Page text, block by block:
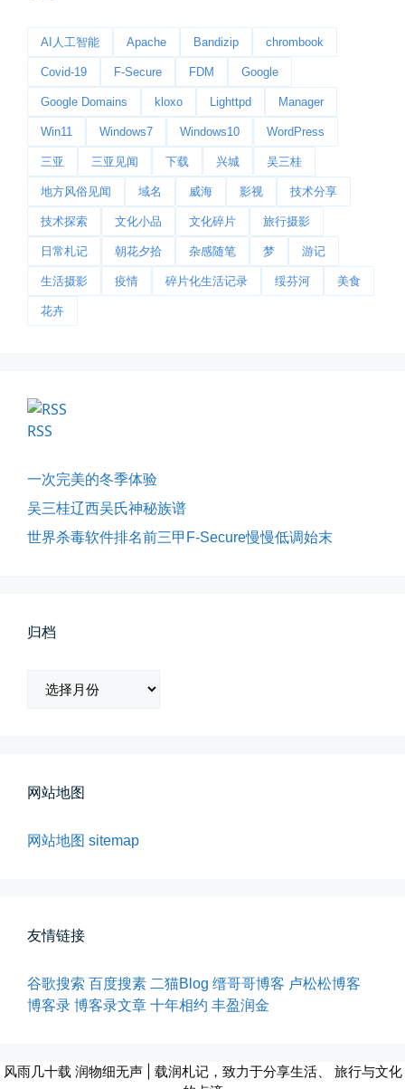
李贺“桃花乱落如红雨”与纳兰性...
📅 03-22 09:31👤 Zairun
今日春分
早晨外面阴天，等我在厨房把热的...
影子是我的情人
我的影子是我的情人，心是仇敌—...
海边散步随手一拍
📅 04-30 21:41 👤 Zairun
AI人工智能 Apache Bandizip chrombook
Covid-19 F-Secure FDM Google
Google Domains kloxo Lighttpd Manager
Win11 Windows7 Windows10 WordPress
三亚 三亚见闻 下载 兴城 吴三桂
地方风俗见闻 域名 威海 影视 技术分享
技术探索 文化小品 文化碎片 旅行摄影
日常札记 朝花夕拾 杂感随笔 梦 游记
生活摄影 疫情 碎片化生活记录 绥芬河 美食
花卉
RSS
一次完美的冬季体验
吴三桂辽西吴氏神秘族谱
世界杀毒软件排名前三甲F-Secure慢慢低调始末
归档
网站地图
网站地图 sitemap
友情链接
谷歌搜索 百度搜素 二猫Blog 缙哥哥博客 卢松松博客
博客录 博客录文章 十年相约 丰盈润金
风雨几十载 润物细无声 | 载润札记，致力于分享生活、 旅行与文化